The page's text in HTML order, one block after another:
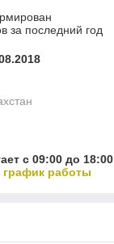
за последний год
с 09:00 до 18:00
график работы